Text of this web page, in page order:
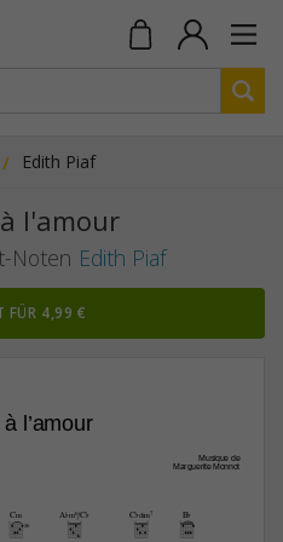
Edith Piaf
l'amour
Noten Edith Piaf
FÜR 4,99 €
l’amour
Musique de
Marguerite Monnot
3fr
C‹ A¨‹6/C¨ C¨‡…‹7 B¨